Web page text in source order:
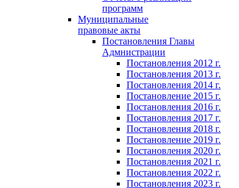
программ
Муниципальные
правовые акты
Постановления Главы
Адмнистрации
Постановления 2012 г.
Постановления 2013 г.
Постановления 2014 г.
Постановление 2015 г.
Постановления 2016 г.
Постановления 2017 г.
Постановления 2018 г.
Постановление 2019 г.
Постановления 2020 г.
Постановления 2021 г.
Постановления 2022 г.
Постановления 2023 г.